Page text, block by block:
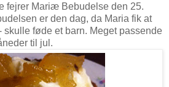
fejrer Mariæ Bebudelse den 25.
er den dag, da Maria fik at
skulle føde et barn. Meget passende
til jul.